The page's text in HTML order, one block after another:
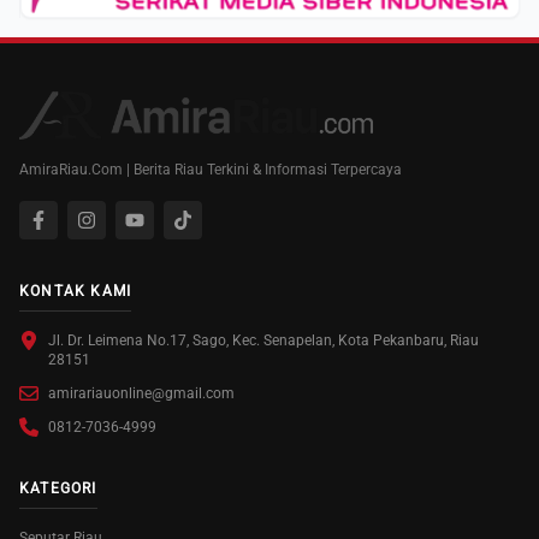
AmiraRiau.Com | Berita Riau Terkini & Informasi Terpercaya
KONTAK KAMI
Jl. Dr. Leimena No.17, Sago, Kec. Senapelan, Kota Pekanbaru, Riau
28151
amirariauonline@gmail.com
0812-7036-4999
KATEGORI